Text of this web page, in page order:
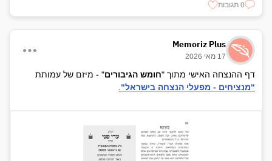
0 תגובות
Memoriz Plus
17 מאי 2026
דף ההנצחה האישי מתוך "חומש הגיבורים" - מיזם של עמותת
"מנציחים - מפעלי הנצחה בישראל".